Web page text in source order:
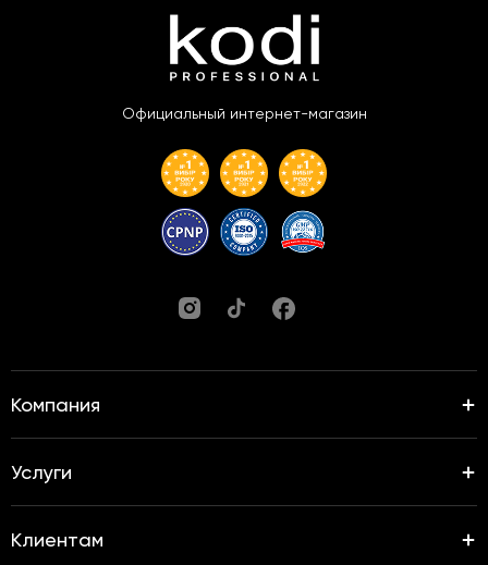
Официальный интернет-магазин
Компания
Услуги
Клиентам